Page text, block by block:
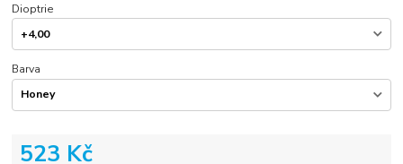
Dioptrie
Barva
523 Kč